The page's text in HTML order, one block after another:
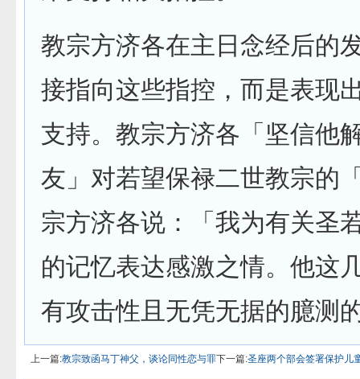
教宗方济各在主日念经后的
接指向这些指控，而是表现
支持。教宗方济各「坚信他
友」对若望保禄二世教宗的
宗方济各说：「我为有关圣
的记忆表达感激之情。他这
有攻击性且无凭无据的臆测
上一篇:教宗致函马丁神父，谈论同性恋与罪下一篇:圣座两个部会签署保护儿